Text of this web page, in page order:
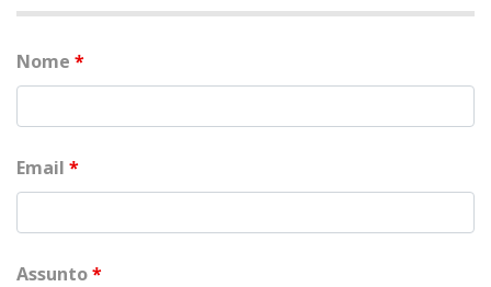
Nome *
Email *
Assunto*